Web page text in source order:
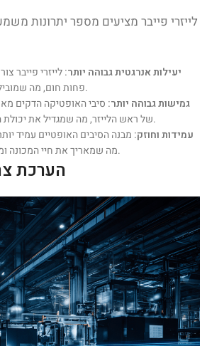
לייזרי פייבר מציעים מספר יתרונות
יעילות אנרגטית גבוהה יותר:לייזרי פייבר
פחות חום, מה שמוביל לחיסכון בעלויות התפעול.
גמישות גבוהה יותר: סיבי האופטיקה הדקים
של ראש הלייזר, מה שמגדיל את יכולת החיתוך של צורות מורכבות.
עמידות וחוזק: מבנה הסיבים האופטיים עמיד
מה שמאריך את חיי המכונה ומפחית את הצורך בתחזוקה.
הערכת